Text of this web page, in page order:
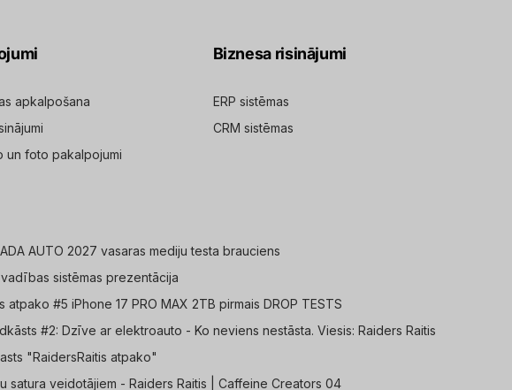
apkalpošana
un foto pakalpojumi
Biznesa risinājumi
ERP sistēmas
CRM sistēmas
AUTO 2027 vasaras mediju testa brauciens
sistēmas prezentācija
atpako #5 iPhone 17 PRO MAX 2TB pirmais DROP TESTS
#2: Dzīve ar elektroauto - Ko neviens nestāsta. Viesis: Raiders Raitis
"RaidersRaitis atpako"
satura veidotājiem - Raiders Raitis | Caffeine Creators 04